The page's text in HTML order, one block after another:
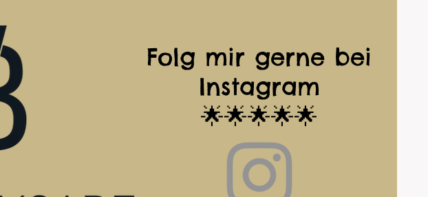
Folg mir gerne bei
Instagram
🌟🌟🌟🌟🌟